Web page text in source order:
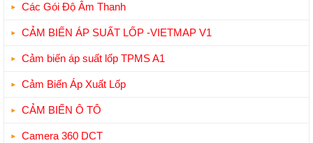
Các Gói Độ Âm Thanh
CẢM BIẾN ÁP SUẤT LỐP -VIETMAP V1
Cảm biến áp suất lốp TPMS A1
Cảm Biến Áp Xuất Lốp
CẢM BIẾN Ô TÔ
Camera 360 DCT